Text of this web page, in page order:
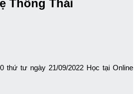
Thông Thái
thứ tư ngày 21/09/2022 Học tại Online